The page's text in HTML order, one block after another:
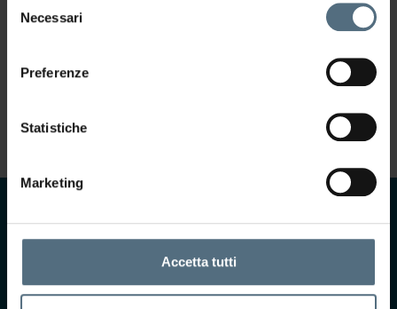
delNecessari
Preferenze
Statistiche
Marketing
Accetta tutti
CONTATTACI
Ti interessa saperne di
più?